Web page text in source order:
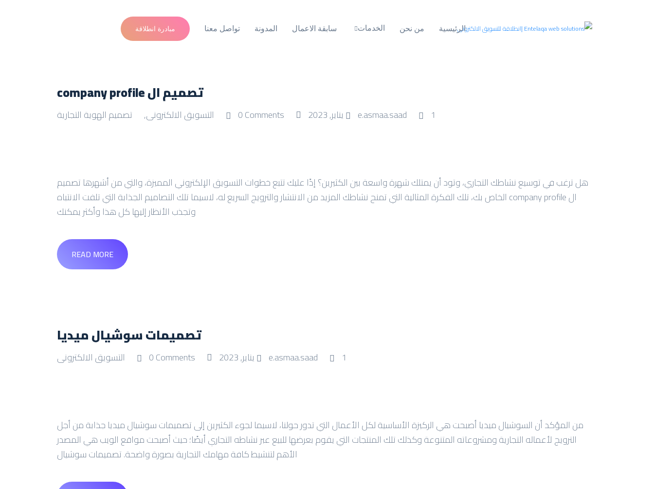
الرئيسية من نحن الخدمات سابقة الاعمال المدونة تواصل معنا مبادرة انطلاقة
تصميم ال company profile
e.asmaa.saad 1 يناير, 2023 0 Comments التسويق الالكترونى, تصميم الهوية التجارية
هل ترغب في توسيع نشاطك التجاري، وتود أن يمتلك شهرة واسعة بين الكثيرين؟ إذًا عليك تتبع خطوات التسويق الإلكتروني المميزة، والتي من أشهرها تصميم
ال company profile الخاص بك، تلك الفكرة المثالية التي تمنح نشاطك المزيد من الانتشار والترويج السريع له، لاسيما تلك التصاميم الجذابة التي تلفت الانتباه
وتجذب الأنظار إليها كل هذا وأكثر يمكنك
READ MORE
تصميمات سوشيال ميديا
e.asmaa.saad 1 يناير, 2023 0 Comments التسويق الالكترونى
من المؤكد أن السوشيال ميديا أصبحت هي الركيزة الأساسية لكل الأعمال التي تدور حولنا، لاسيما لجوء الكثيرين إلى تصميمات سوشيال ميديا جذابة من أجل
الترويج لأعماله التجارية ومشروعاته المتنوعة وكذلك تلك المنتجات التي يقوم بعرضها للبيع عبر نشاطه التجاري أيضًا؛ حيث أصبحت مواقع الويب هي المصدر
الأهم لتنشيط كافة مهامك التجارية بصورة واضحة. تصميمات سوشيال